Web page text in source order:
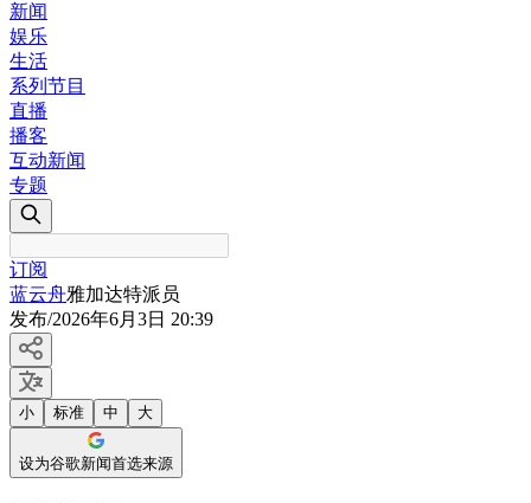
新闻
娱乐
生活
系列节目
直播
播客
互动新闻
专题
订阅
蓝云舟雅加达特派员
发布/2026年6月3日 20:39
小 标准 中 大
设为谷歌新闻首选来源